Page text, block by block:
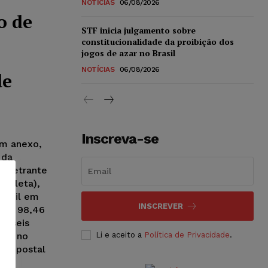
de
anexo,
em
98,46
seis
no
postal
NOTÍCIAS 06/08/2026
STF inicia julgamento sobre
constitucionalidade da proibição dos
jogos de azar no Brasil
NOTÍCIAS 06/08/2026
Inscreva-se
INSCREVER
Li e aceito a Política de Privacidade.